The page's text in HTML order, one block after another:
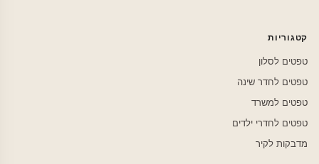
קטגוריות
טפטים לסלון
טפטים לחדר שינה
טפטים למשרד
טפטים לחדרי ילדים
מדבקות לקיר